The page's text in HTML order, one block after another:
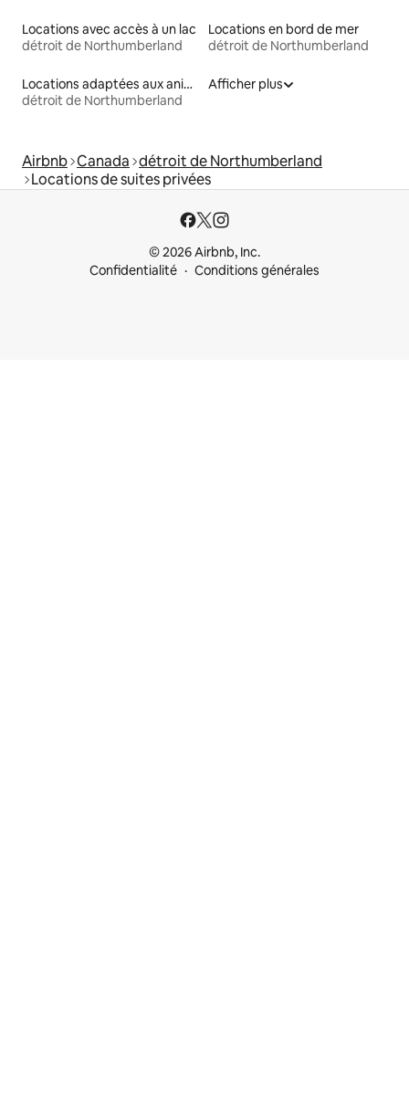
Locations avec accès à un lac
détroit de Northumberland
Locations en bord de mer
détroit de Northumberland
Locations adaptées aux animaux
détroit de Northumberland
Afficher plus
Airbnb Canada détroit de Northumberland
Locations de suites privées
© 2026 Airbnb, Inc.
Confidentialité
Conditions générales